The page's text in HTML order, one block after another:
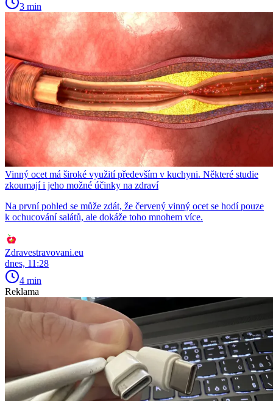
3 min
Vinný ocet má široké využití především v kuchyni. Některé studie
zkoumají i jeho možné účinky na zdraví
Na první pohled se může zdát, že červený vinný ocet se hodí pouze
k ochucování salátů, ale dokáže toho mnohem více.
Zdravestravovani.eu
dnes, 11:28
4 min
Reklama